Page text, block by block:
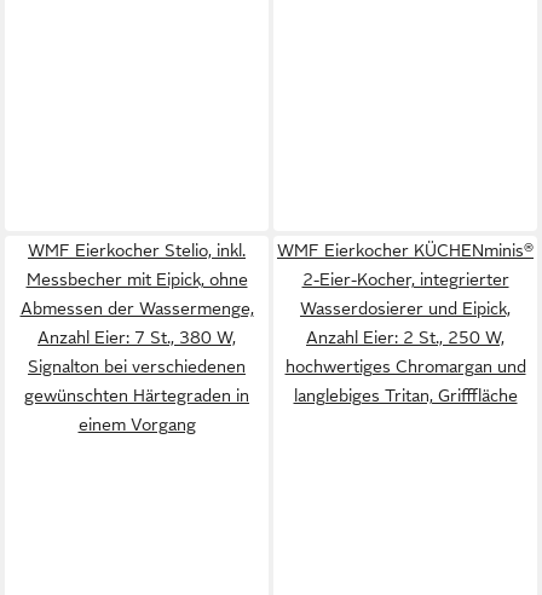
WMF Eierkocher Stelio, inkl.
Messbecher mit Eipick, ohne
Abmessen der Wassermenge,
Anzahl Eier: 7 St., 380 W,
Signalton bei verschiedenen
gewünschten Härtegraden in
einem Vorgang
WMF Eierkocher KÜCHENminis®
2-Eier-Kocher, integrierter
Wasserdosierer und Eipick,
Anzahl Eier: 2 St., 250 W,
hochwertiges Chromargan und
langlebiges Tritan, Grifffläche